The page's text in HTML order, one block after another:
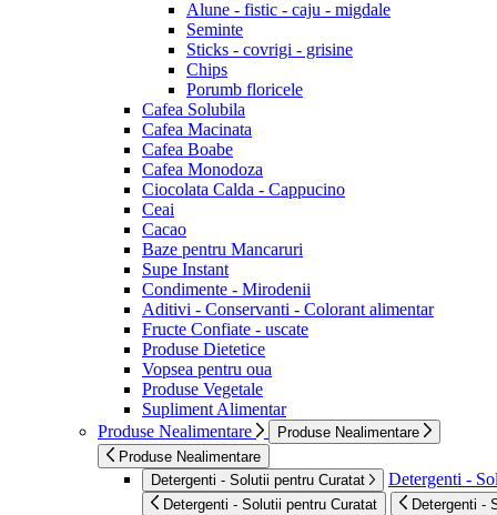
Alune - fistic - caju - migdale
Seminte
Sticks - covrigi - grisine
Chips
Porumb floricele
Cafea Solubila
Cafea Macinata
Cafea Boabe
Cafea Monodoza
Ciocolata Calda - Cappucino
Ceai
Cacao
Baze pentru Mancaruri
Supe Instant
Condimente - Mirodenii
Aditivi - Conservanti - Colorant alimentar
Fructe Confiate - uscate
Produse Dietetice
Vopsea pentru oua
Produse Vegetale
Supliment Alimentar
Produse Nealimentare
Produse Nealimentare
Produse Nealimentare
Detergenti - Solutii pentru Curatat
Detergenti -
Detergenti - Solutii pentru Curatat Detergenti -